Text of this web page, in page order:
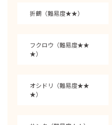
折鶴（難易度★★）
フクロウ（難易度★★
★）
オシドリ（難易度★★
★）